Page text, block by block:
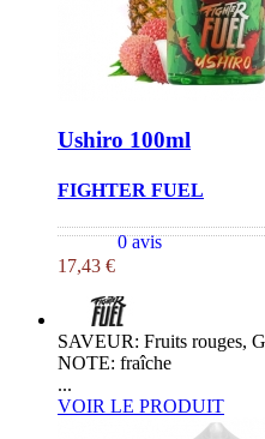
Ushiro 100ml
FIGHTER FUEL
0 avis
17,43 €
SAVEUR: Fruits rouges,
NOTE: fraîche
...
VOIR LE PRODUIT